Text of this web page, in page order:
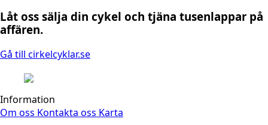
Låt oss sälja din cykel och tjäna tusenlappar på
affären.
Gå till cirkelcyklar.se
Information
Om oss Kontakta oss Karta